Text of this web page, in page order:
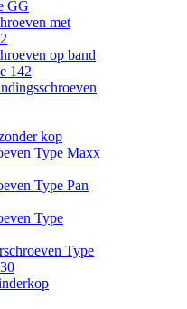
GG
met
op band
142
kop
Type Maxx
Type Pan
Type
Type